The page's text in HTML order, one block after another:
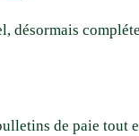
désormais
de paie tout